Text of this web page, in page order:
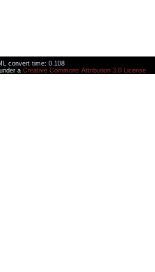
convert time: 0.108
a Creative Commons Attribution 3.0 License